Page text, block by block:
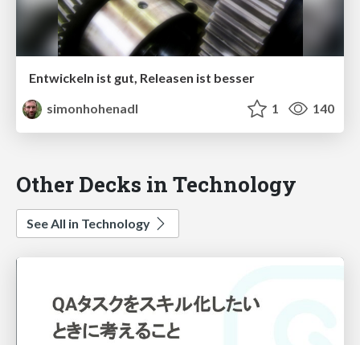
Entwickeln ist gut, Releasen ist besser
simonhohenadl
1 140
Other Decks in Technology
See All in Technology